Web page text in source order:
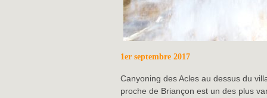
1er septembre 2017
Canyoning des Acles au dessus du
proche de Briançon est un des plus